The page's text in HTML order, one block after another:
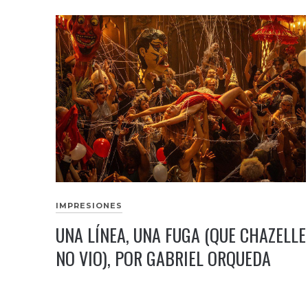
IMPRESIONES
UNA LÍNEA, UNA FUGA (QUE CHAZELLE
NO VIO), POR GABRIEL ORQUEDA